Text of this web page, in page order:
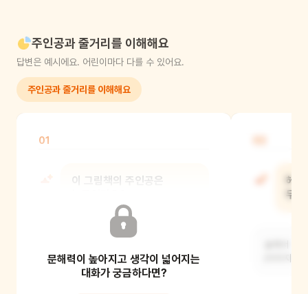
주인공과 줄거리를 이해해요
답변은 예시에요. 어린이마다 다를 수 있어요.
주인공과 줄거리를 이해해요
01
이 그림책의 주인공은
마녀, 헤이즐이에요.
문해력이 높아지고 생각이 넓어지는
대화가 궁금하다면?
헤
무